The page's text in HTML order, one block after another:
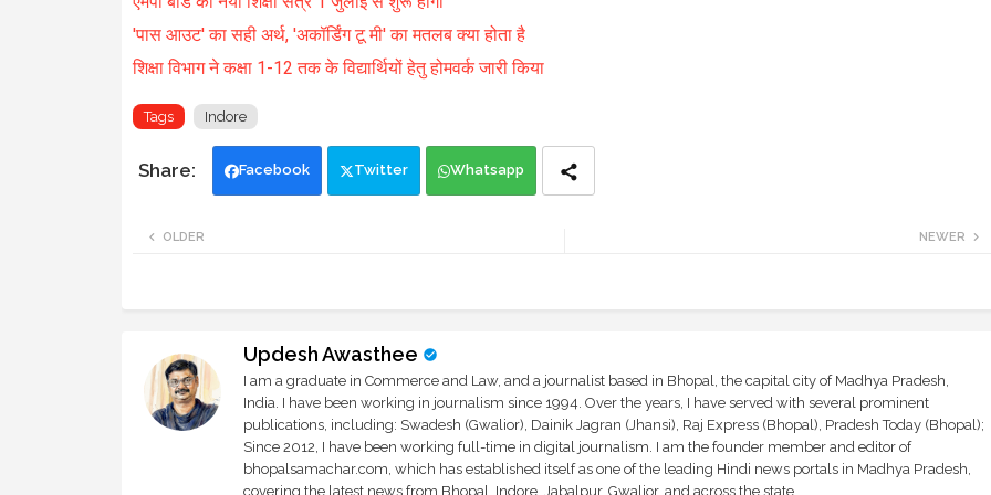
'पास आउट' का सही अर्थ, 'अकॉर्डिंग टू मी' का मतलब क्या होता है
शिक्षा विभाग ने कक्षा 1-12 तक के विद्यार्थियों हेतु होमवर्क जारी किया
Tags Indore
Facebook Twitter Whatsapp
NEWER
OLDER
Updesh Awasthee
I am a graduate in Commerce and Law, and a journalist based in Bhopal, the capital city of Madhya Pradesh,
India. I have been working in journalism since 1994. Over the years, I have served with several prominent
publications, including: Swadesh (Gwalior), Dainik Jagran (Jhansi), Raj Express (Bhopal), Pradesh Today (Bhopal);
Since 2012, I have been working full-time in digital journalism. I am the founder member and editor of
bhopalsamachar.com, which has established itself as one of the leading Hindi news portals in Madhya Pradesh,
covering the latest news from Bhopal, Indore, Jabalpur, Gwalior, and across the state.